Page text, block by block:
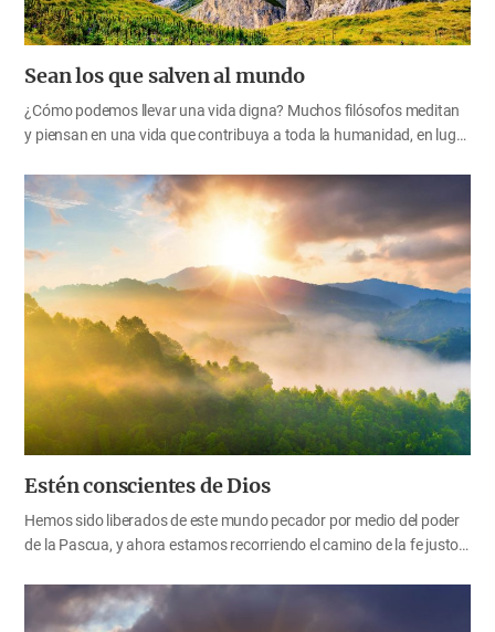
Sean los que salven al mundo
¿Cómo podemos llevar una vida digna? Muchos filósofos meditan
y piensan en una vida que contribuya a toda la humanidad, en lugar
del siglo XVIII, pronunció las famosas palabras: “Si sé algo que me
beneficia, pero daña a mi familia, lo saco de mi mente. Si sé algo
ventajoso para mi familia, pero que vulnera a mi país, trato de
olvidarlo. Si sé algo provechoso para mi país, pero destructivo para
la raza humana, lo considero un crimen”. Montesquieu dijo que si
algo lo beneficiaba pero dañaba a los demás, lo dejaba sin dudar.
Dios olvidó todo para dar el más grande beneficio a toda la
humanidad. Ahora, pensemos en…
Estén conscientes de Dios
Hemos sido liberados de este mundo pecador por medio del poder
de la Pascua, y ahora estamos recorriendo el camino de la fe justo
gozo y la gloria eternos, debemos atravesar dificultades y
sufrimientos (Ro. 8:16-18). El pueblo de Israel, mientras estaba en